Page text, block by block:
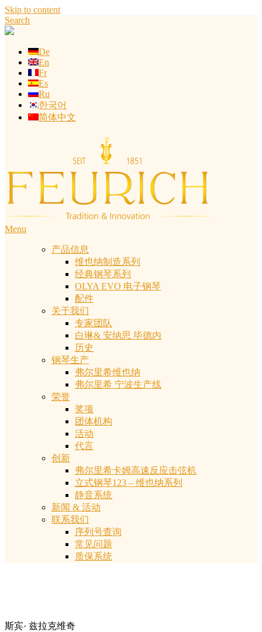
Skip to content
Search
De
En
Fr
Es
Ru
한국어
简体中文
Menu
产品信息
维也纳制造系列
经典钢琴系列
OLYA EVO 电子钢琴
配件
关于我们
专家团队
白琳& 安纳思 毕德内
历史
钢琴生产
弗尔里希维也纳
弗尔里希 宁波生产线
荣誉
奖项
团体机构
活动
代言
创新
弗尔里希卡姆高速反应击弦机
立式钢琴123 – 维也纳系列
静音系统
新闻 & 活动
联系我们
序列号查询
常见问题
质保系统
斯宾· 兹拉克维奇